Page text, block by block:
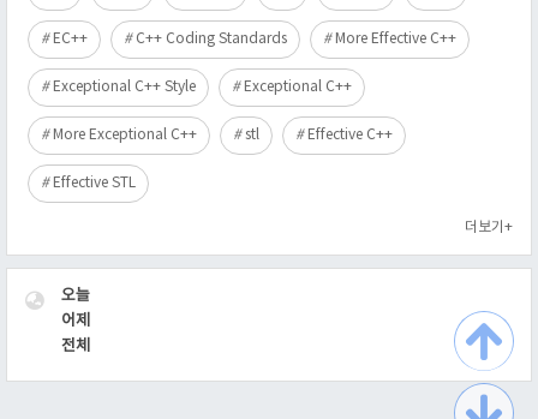
EC++ C++ Coding Standards More Effective C++
Exceptional C++ Style Exceptional C++
More Exceptional C++ stl Effective C++
Effective STL
더보기+
VISITOR
오늘
어제
전체